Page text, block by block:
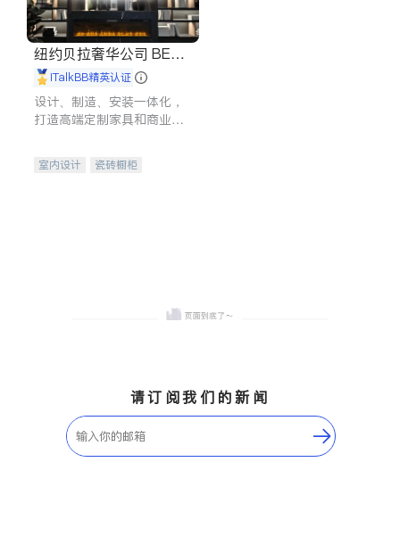
纽约贝拉奢华公司 BELL
A LUXE
iTalkBB精英认证
设计、制造、安装一体化，
打造高端定制家具和商业空
室内设计
瓷砖橱柜
请订阅我们的新闻